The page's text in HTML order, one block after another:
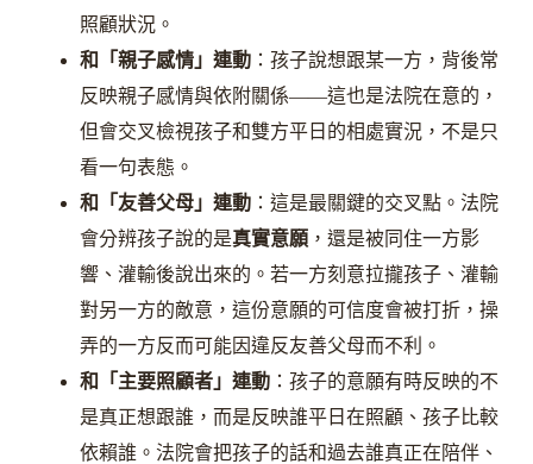
照顧狀況。
和「親子感情」連動：孩子說想跟某一方，背後常
反映親子感情與依附關係——這也是法院在意的，
但會交叉檢視孩子和雙方平日的相處實況，不是只
看一句表態。
和「友善父母」連動：這是最關鍵的交叉點。法院
會分辨孩子說的是真實意願，還是被同住一方影
響、灌輸後說出來的。若一方刻意拉攏孩子、灌輸
對另一方的敵意，這份意願的可信度會被打折，操
弄的一方反而可能因違反友善父母而不利。
和「主要照顧者」連動：孩子的意願有時反映的不
是真正想跟誰，而是反映誰平日在照顧、孩子比較
依賴誰。法院會把孩子的話和過去誰真正在陪伴、